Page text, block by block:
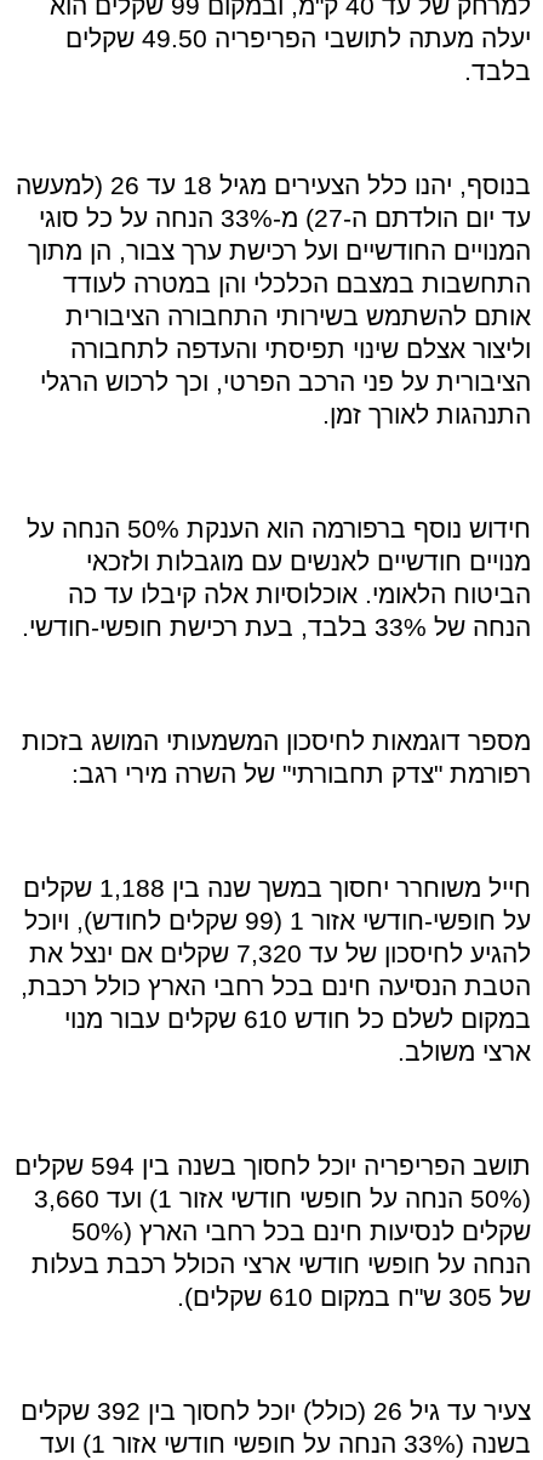
יעלה מעתה לתושבי הפריפריה 49.50 שקלים
בלבד.
בנוסף, יהנו כלל הצעירים מגיל 18 עד 26 (למעשה
עד יום הולדתם ה-27) מ-33% הנחה על כל סוגי
המנויים החודשיים ועל רכישת ערך צבור, הן מתוך
התחשבות במצבם הכלכלי והן במטרה לעודד
אותם להשתמש בשירותי התחבורה הציבורית
וליצור אצלם שינוי תפיסתי והעדפה לתחבורה
הציבורית על פני הרכב הפרטי, וכך לרכוש הרגלי
התנהגות לאורך זמן.
חידוש נוסף ברפורמה הוא הענקת 50% הנחה על
מנויים חודשיים לאנשים עם מוגבלות ולזכאי
הביטוח הלאומי. אוכלוסיות אלה קיבלו עד כה
הנחה של 33% בלבד, בעת רכישת חופשי-חודשי.
מספר דוגמאות לחיסכון המשמעותי המושג בזכות
רפורמת "צדק תחבורתי" של השרה מירי רגב:
חייל משוחרר יחסוך במשך שנה בין 1,188 שקלים
על חופשי-חודשי אזור 1 (99 שקלים לחודש), ויוכל
להגיע לחיסכון של עד 7,320 שקלים אם ינצל את
הטבת הנסיעה חינם בכל רחבי הארץ כולל רכבת,
במקום לשלם כל חודש 610 שקלים עבור מנוי
ארצי משולב.
תושב הפריפריה יוכל לחסוך בשנה בין 594 שקלים
(50% הנחה על חופשי חודשי אזור 1) ועד 3,660
שקלים לנסיעות חינם בכל רחבי הארץ (50%
הנחה על חופשי חודשי ארצי הכולל רכבת בעלות
של 305 ש"ח במקום 610 שקלים).
צעיר עד גיל 26 (כולל) יוכל לחסוך בין 392 שקלים
בשנה (33% הנחה על חופשי חודשי אזור 1) ועד